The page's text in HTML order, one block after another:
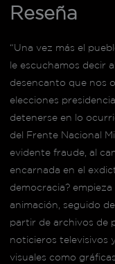
Reseña
“Una vez más el
le escuchamos decir
desencanto que nos
elecciones
detenerse en lo
del Frente Nacional
evidente fraude, al
encarnada en el
democracia?
animación, seguido
partir de archivos de
noticieros televisivos
visuales como